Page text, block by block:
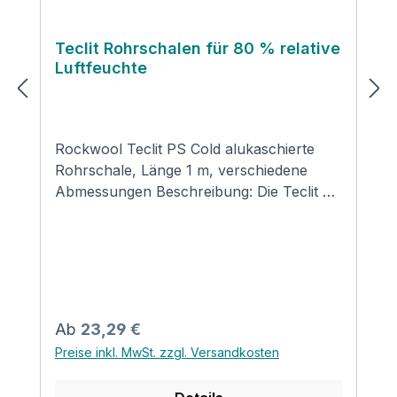
Teclit Rohrschalen für 80 % relative
Luftfeuchte
Rockwool Teclit PS Cold alukaschierte
Rohrschale, Länge 1 m, verschiedene
Abmessungen Beschreibung: Die Teclit PS
formstabil und druckfest mit besonders
stabiler glasfaserverstärkter
Regulärer Preis:
Ab 23,29 €
Preise inkl. MwSt. zzgl. Versandkosten